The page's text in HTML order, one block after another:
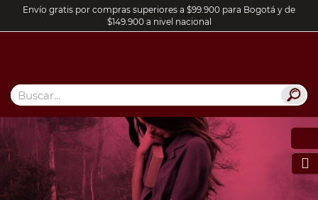
Envío gratis por compras superiores a $99.900 para Bogotá y de
$149.900 a nivel nacional
